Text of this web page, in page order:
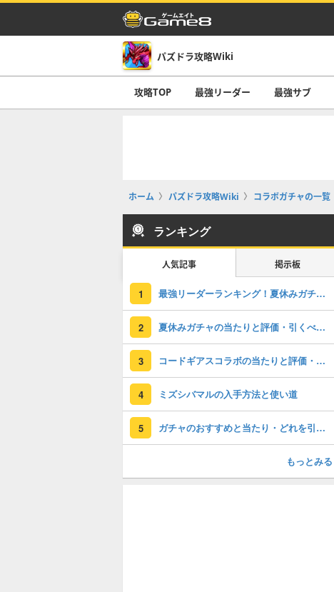
パズドラ攻略Wiki
攻略TOP 最強リーダー 最強サブ
ホーム パズドラ攻略Wiki コラボガチャの一覧
ランキング
人気記事 掲示板
1 最強リーダーランキング！夏休みガチャの評価掲載
2 夏休みガチャの当たりと評価・引くべき？
3 コードギアスコラボの当たりと評価・引くべき？
4 ミズシバマルの入手方法と使い道
5 ガチャのおすすめと当たり・どれを引くべき？
もっとみる